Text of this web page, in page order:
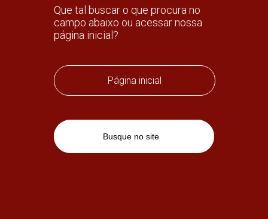
Que tal buscar o que procura no
campo abaixo ou acessar nossa
página inicial?
Página inicial